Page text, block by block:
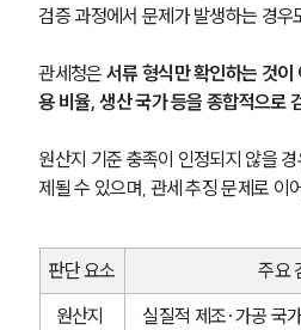
검증 과정에서 문제가 발생하는 경우
관세청은 서류 형식만 확인하는 것
용 비율, 생산 국가 등을 종합적으로
원산지 기준 충족이 인정되지 않을
제될 수 있으며, 관세 추징 문제로 이
판단 요소
주요
원산지
실질적 제조·가공 국